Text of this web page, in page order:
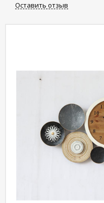
Новости
Дизайнерам
конфиденциальности
Оставить отзыв